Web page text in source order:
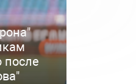
после